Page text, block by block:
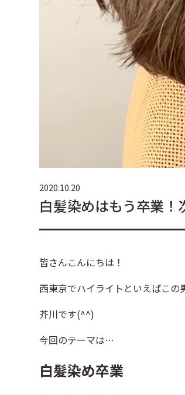
2020.10.20
白髪染めはもう卒業
皆さんこんにちは！
西東京でハイライトといえばこの
芥川です(^^)
今回のテーマは…
白髪染め卒業